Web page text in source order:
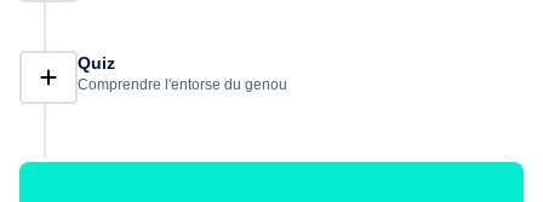
Quiz
Comprendre l'entorse du genou